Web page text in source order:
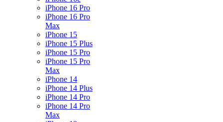
iPhone 16 Pro
iPhone 16 Pro
Max
iPhone 15
iPhone 15 Plus
iPhone 15 Pro
iPhone 15 Pro
Max
iPhone 14
iPhone 14 Plus
iPhone 14 Pro
iPhone 14 Pro
Max